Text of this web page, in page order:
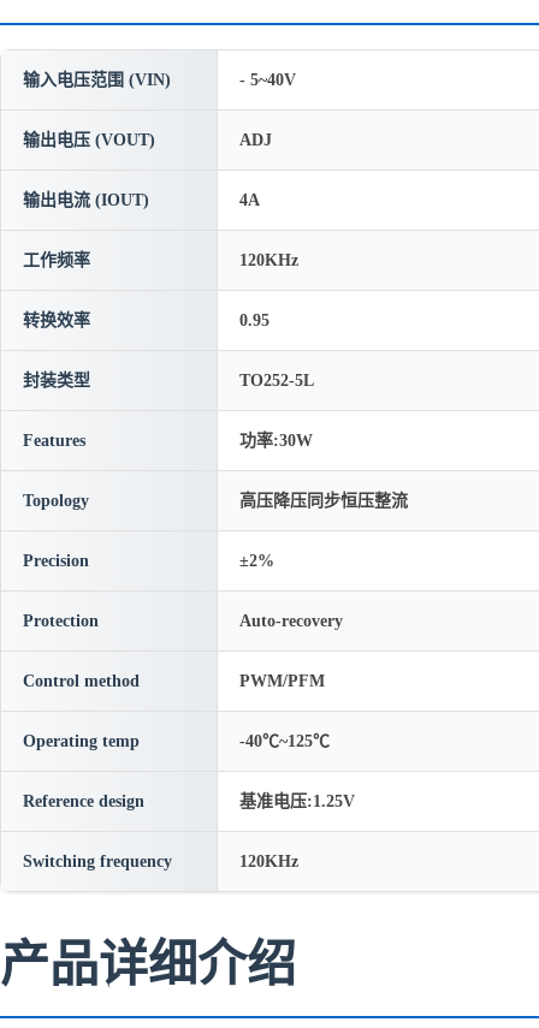
输入电压范围 (VIN) - 5~40V
输出电压 (VOUT) ADJ
输出电流 (IOUT) 4A
工作频率 120KHz
转换效率 0.95
封装类型 TO252-5L
Features 功率:30W
Topology 高压降压同步恒压整流
Precision ±2%
Protection Auto-recovery
Control method PWM/PFM
Operating temp -40℃~125℃
Reference design 基准电压:1.25V
Switching frequency 120KHz
产品详细介绍